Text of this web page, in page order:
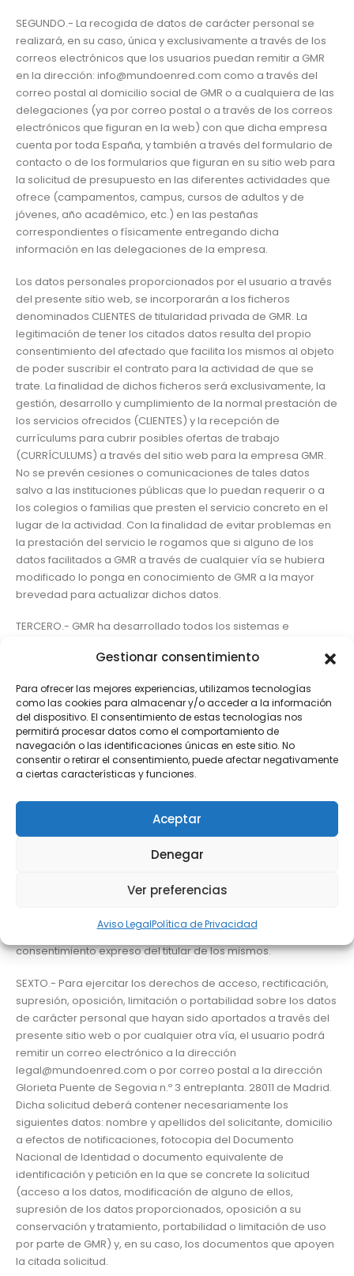
Gestionar consentimiento
Para ofrecer las mejores experiencias, utilizamos tecnologías
como las cookies para almacenar y/o acceder a la información
del dispositivo. El consentimiento de estas tecnologías nos
permitirá procesar datos como el comportamiento de
navegación o las identificaciones únicas en este sitio. No
consentir o retirar el consentimiento, puede afectar negativamente
a ciertas características y funciones.
Aceptar
Denegar
Ver preferencias
Aviso LegalPolítica de Privacidad
SEGUNDO.- La recogida de datos de carácter personal se
realizará, en su caso, única y exclusivamente a través de los
correos electrónicos que los usuarios puedan remitir a GMR
en la dirección: info@mundoenred.com como a través del
correo postal al domicilio social de GMR o a cualquiera de las
delegaciones (ya por correo postal o a través de los correos
electrónicos que figuran en la web) con que dicha empresa
cuenta por toda España, y también a través del formulario de
contacto o de los formularios que figuran en su sitio web para
la solicitud de presupuesto en las diferentes actividades que
ofrece (campamentos, campus, cursos de adultos y de
jóvenes, año académico, etc.) en las pestañas
correspondientes o físicamente entregando dicha
información en las delegaciones de la empresa.
Los datos personales proporcionados por el usuario a través
del presente sitio web, se incorporarán a los ficheros
denominados CLIENTES de titularidad privada de GMR. La
legitimación de tener los citados datos resulta del propio
consentimiento del afectado que facilita los mismos al objeto
de poder suscribir el contrato para la actividad de que se
trate. La finalidad de dichos ficheros será exclusivamente, la
gestión, desarrollo y cumplimiento de la normal prestación de
los servicios ofrecidos (CLIENTES) y la recepción de
currículums para cubrir posibles ofertas de trabajo
(CURRÍCULUMS) a través del sitio web para la empresa GMR.
No se prevén cesiones o comunicaciones de tales datos
salvo a las instituciones públicas que lo puedan requerir o a
los colegios o familias que presten el servicio concreto en el
lugar de la actividad. Con la finalidad de evitar problemas en
la prestación del servicio le rogamos que si alguno de los
datos facilitados a GMR a través de cualquier vía se hubiera
modificado lo ponga en conocimiento de GMR a la mayor
brevedad para actualizar dichos datos.
TERCERO.- GMR ha desarrollado todos los sistemas e
alcance, previstas en la normativa de protección de datos de
acceso no autorizado y sustracción de los datos de carácter
personal facilitados por el usuario.
CUARTO.- El usuario garantiza que los datos que, en su caso,
haya aportado a través del presente sitio web son veraces,
exactos, completos y actualizados, siendo responsable de
ocasionarse como consecuencia del incumplimiento de tal
obligación.
QUINTO.- GMR se compromete al cumplimiento de su
obligación de secreto con respecto a los datos de carácter
personal recibidos a través del presente sitio web y al deber
de tratarlos con la debida confidencialidad. Los datos
personales recabados no serán cedidos a terceros sin el
consentimiento expreso del titular de los mismos.
SEXTO.- Para ejercitar los derechos de acceso, rectificación,
supresión, oposición, limitación o portabilidad sobre los datos
de carácter personal que hayan sido aportados a través del
presente sitio web o por cualquier otra vía, el usuario podrá
remitir un correo electrónico a la dirección
legal@mundoenred.com o por correo postal a la dirección
Glorieta Puente de Segovia n.º 3 entreplanta. 28011 de Madrid.
Dicha solicitud deberá contener necesariamente los
siguientes datos: nombre y apellidos del solicitante, domicilio
a efectos de notificaciones, fotocopia del Documento
Nacional de Identidad o documento equivalente de
identificación y petición en la que se concrete la solicitud
(acceso a los datos, modificación de alguno de ellos,
supresión de los datos proporcionados, oposición a su
conservación y tratamiento, portabilidad o limitación de uso
por parte de GMR) y, en su caso, los documentos que apoyen
la citada solicitud.